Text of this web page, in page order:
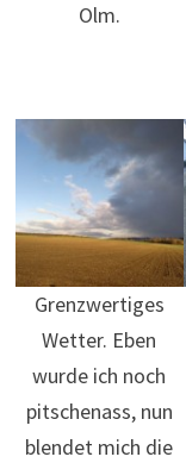
Olm.
Grenzwertiges
Wetter. Eben
wurde ich noch
pitschenass, nun
blendet mich die